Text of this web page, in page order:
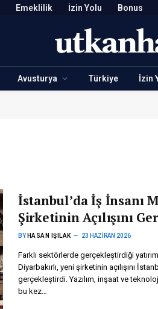
Emeklilik İzin Yolu Bonus
Avusturya Türkiye İzin
İstanbul’da İş İnsanı
Şirketinin Açılışını
BY HASAN IŞILAK 23 HAZIRAN 2026
Farklı sektörlerde gerçekleştirdiği
Diyarbakırlı, yeni şirketinin açılışını
gerçekleştirdi. Yazılım, inşaat ve
bu kez…